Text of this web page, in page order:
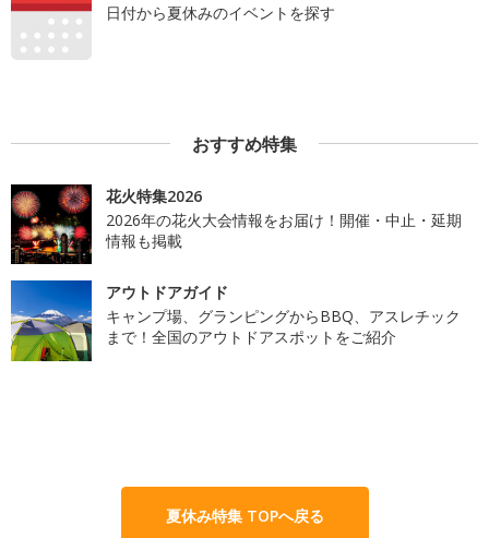
日付から夏休みのイベントを探す
おすすめ特集
花火特集2026
2026年の花火大会情報をお届け！開催・中止・延期
情報も掲載
アウトドアガイド
キャンプ場、グランピングからBBQ、アスレチック
まで！全国のアウトドアスポットをご紹介
夏休み特集 TOPへ戻る